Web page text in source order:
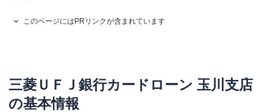
このページにはPRリンクが含まれています
三菱ＵＦＪ銀行カードローン 玉川支店
の基本情報